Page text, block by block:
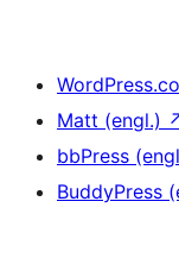
Matt (engl.)
bbPress
BuddyPress